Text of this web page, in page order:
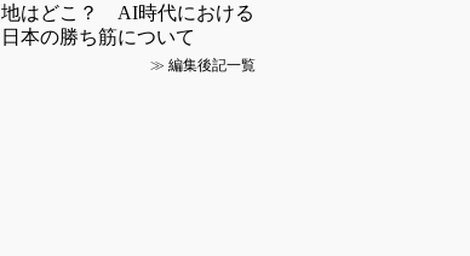
地はどこ？ AI時代における
日本の勝ち筋について
≫ 編集後記一覧